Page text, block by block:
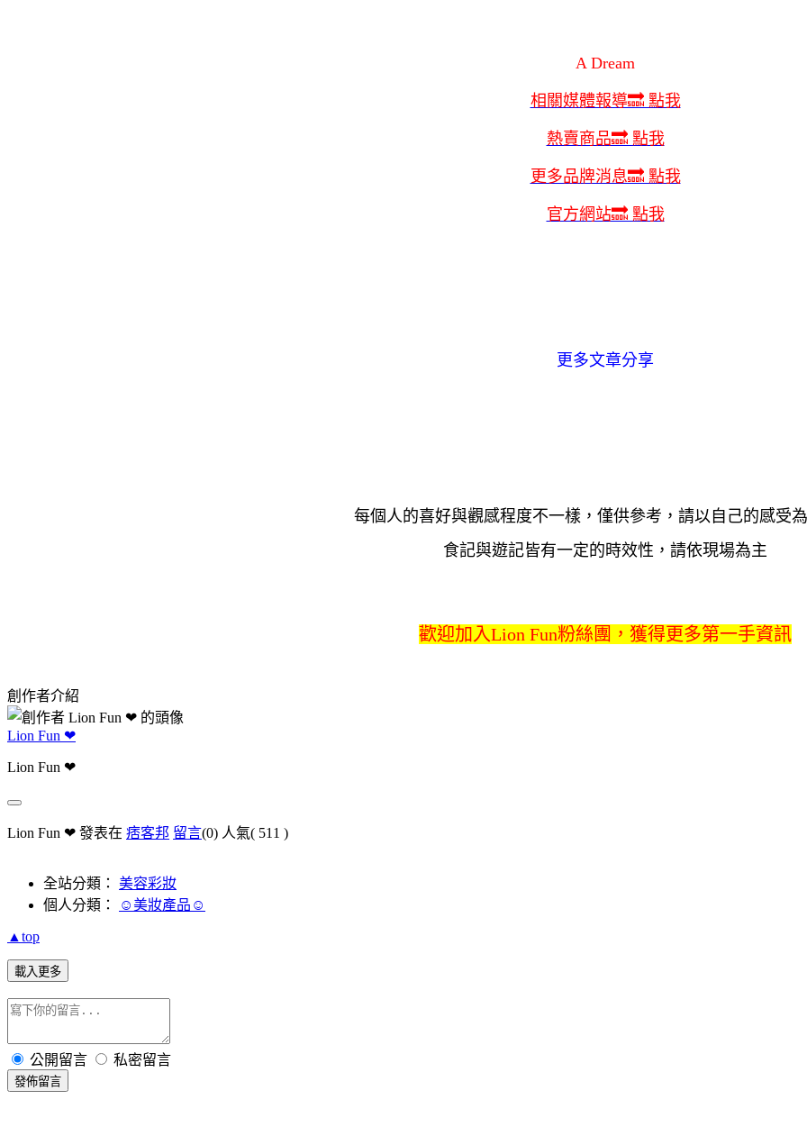
A Dream
相關媒體報導🔜 點我
熱賣商品🔜 點我
更多品牌消息🔜 點我
官方網站🔜 點我
更多文章分享
每個人的喜好與觀感程度不一樣，僅供參考，請以自己的感受
食記與遊記皆有一定的時效性，請依現場為主
歡迎加入Lion Fun粉絲團，獲得更多第一手資訊
創作者介紹
Lion Fun ❤
Lion Fun ❤
Lion Fun ❤ 發表在 痞客邦 留言(0) 人氣( 511 )
全站分類： 美容彩妝
個人分類：
☺美妝產品☺
▲top
載入更多
公開留言 私密留言
發佈留言